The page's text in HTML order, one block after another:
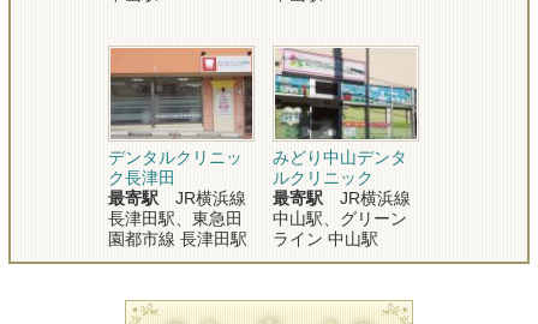
デンタルクリニッ
ク長津田
最寄駅 JR横浜線
長津田駅、東急田
園都市線 長津田駅
みどり中山デンタ
ルクリニック
最寄駅 JR横浜線
中山駅、グリーン
ライン 中山駅